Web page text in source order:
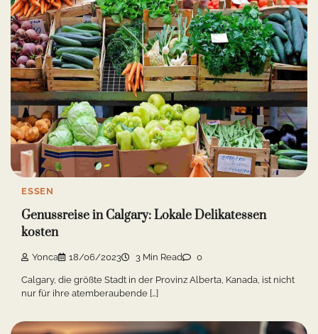
ESSEN
Genussreise in Calgary: Lokale Delikatessen
kosten
Yonca 18/06/2023 3 Min Read 0
Calgary, die größte Stadt in der Provinz Alberta, Kanada, ist nicht
nur für ihre atemberaubende […]